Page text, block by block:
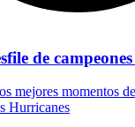
de
mejores momentos
Hurricanes